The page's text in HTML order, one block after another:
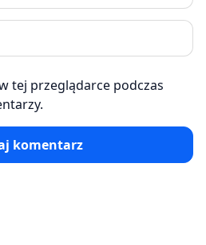
tej przeglądarce podczas
komentarz